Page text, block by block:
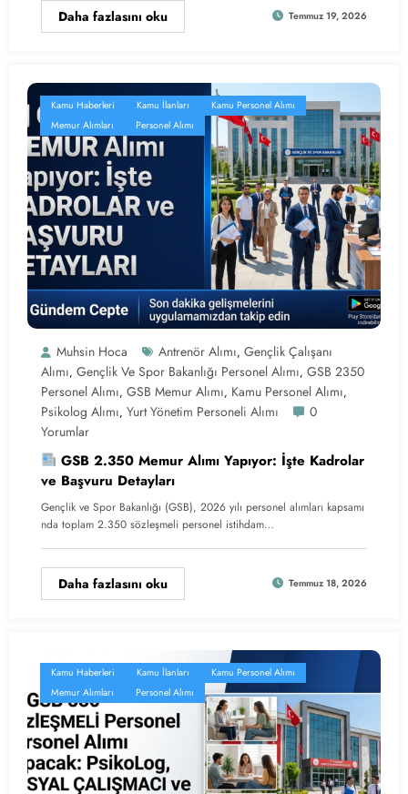
Daha fazlasını oku Temmuz 19, 2026
Kamu Haberleri Kamu İlanları
Kamu Personel Alımı
Memur Alımları
Personel Alımı
Muhsin Hoca Antrenör Alımı, Gençlik Çalışanı
Alımı, Gençlik Ve Spor Bakanlığı Personel Alımı, GSB 2350
Personel Alımı, GSB Memur Alımı, Kamu Personel Alımı,
Psikolog Alımı, Yurt Yönetim Personeli Alımı
0
Yorumlar
GSB 2.350 Memur Alımı Yapıyor: İşte Kadrolar
ve Başvuru Detayları
Gençlik ve Spor Bakanlığı (GSB), 2026 yılı personel alımları kapsamı
nda toplam 2.350 sözleşmeli personel istihdam…
Daha fazlasını oku Temmuz 18, 2026
Kamu Haberleri Kamu İlanları
Kamu Personel Alımı
Memur Alımları
Personel Alımı